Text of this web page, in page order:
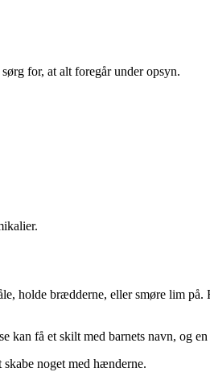
for, at alt foregår under opsyn.
holde brædderne, eller smøre lim
kan få et skilt med barnets navn, og
noget med hænderne.